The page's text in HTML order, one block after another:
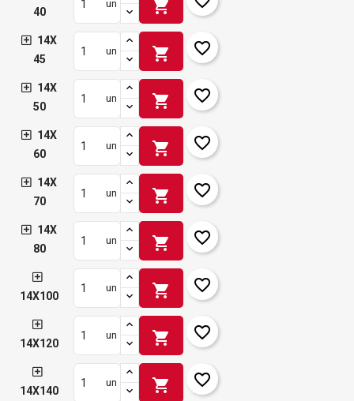
40
un shopping_cart
14X
45
un shopping_cart favorite_border
14X
50
un shopping_cart favorite_border
14X
60
un shopping_cart favorite_border
14X
70
un shopping_cart favorite_border
14X
80
un shopping_cart favorite_border
14X100
un shopping_cart favorite_border
14X120
un shopping_cart favorite_border
14X140
un shopping_cart favorite_border